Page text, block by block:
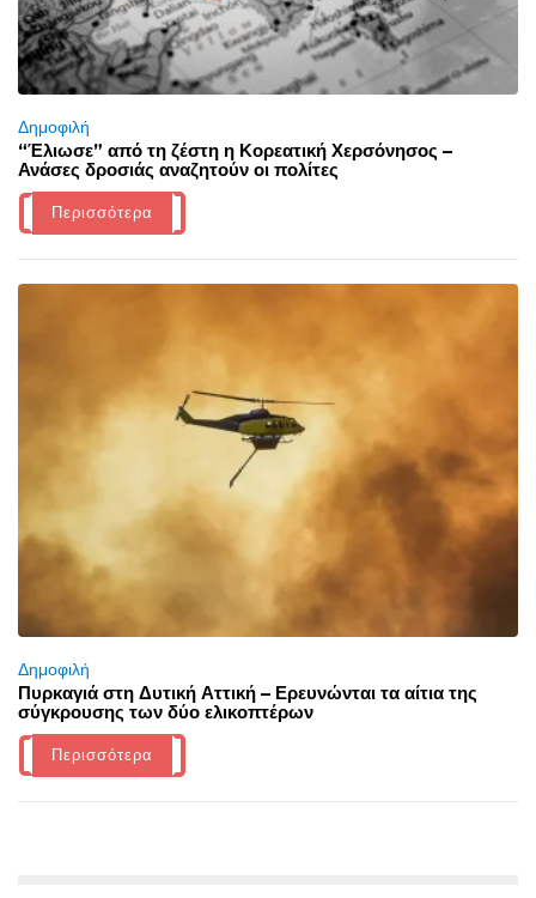
Δημοφιλή
“Έλιωσε” από τη ζέστη η Κορεατική Χερσόνησος –
Ανάσες δροσιάς αναζητούν οι πολίτες
Περισσότερα
Δημοφιλή
Πυρκαγιά στη Δυτική Αττική – Ερευνώνται τα αίτια της
σύγκρουσης των δύο ελικοπτέρων
Περισσότερα